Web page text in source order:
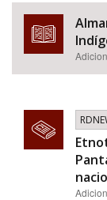
Tema
Área de
Área Protegida